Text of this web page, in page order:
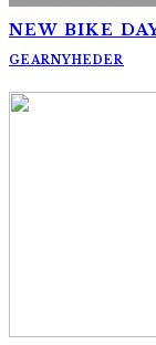
NEW BIKE
GEARNYHEDER